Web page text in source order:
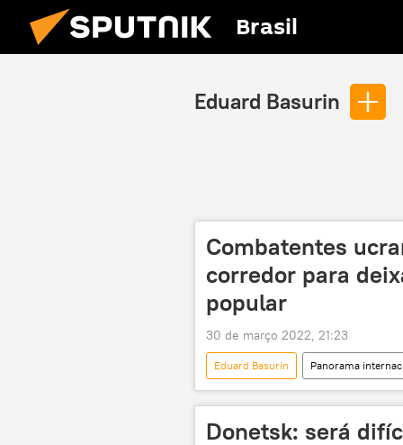
Brasil
Eduard Basurin
Combatentes
corredor para
popular
30 de março 2022, 21:23
Eduard Basurin Panorama
República Popular de Donetsk
Donetsk: será